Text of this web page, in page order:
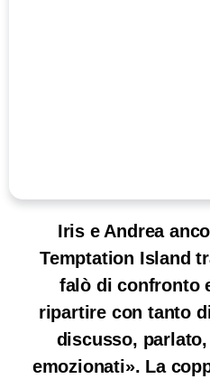
Iris e Andrea
Temptation Island
falò di confronto
ripartire con tanto
discusso,
emozionati». La